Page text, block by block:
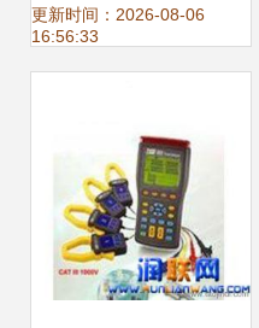
交汇点——阿土伯
专用
更新时间：2026-08-06
16:56:33